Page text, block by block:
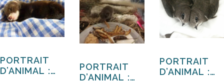
PORTRAIT
D’ANIMAL :
PORTRAIT
D’ANIMAL :
PORTRAIT
D’ANIMAL :